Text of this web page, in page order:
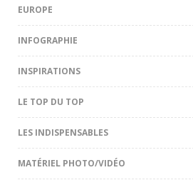
EUROPE
INFOGRAPHIE
INSPIRATIONS
LE TOP DU TOP
LES INDISPENSABLES
MATÉRIEL PHOTO/VIDÉO